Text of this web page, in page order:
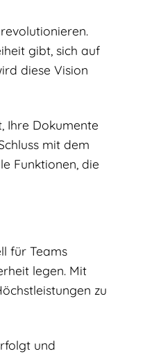
gibt, sich auf
diese Vision
Ihre Dokumente
mit dem
Funktionen, die
für Teams
legen. Mit
zu
und